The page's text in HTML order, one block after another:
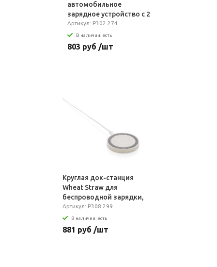
автомобильное
зарядное устройство с 2
USB-портами
Артикул: P302.274
В наличии: есть
803 руб /шт
Круглая док-станция
Wheat Straw для
беспроводной зарядки,
5 Вт
Артикул: P308.299
В наличии: есть
881 руб /шт